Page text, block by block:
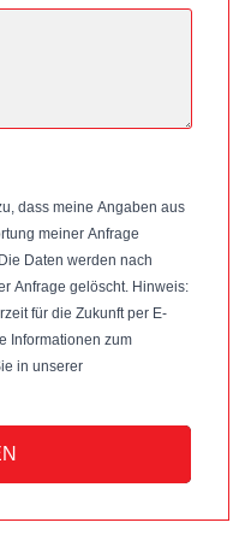
dass meine Angaben aus
meiner Anfrage
Daten werden nach
gelöscht. Hinweis:
für die Zukunft per E-
Informationen zum
in unserer